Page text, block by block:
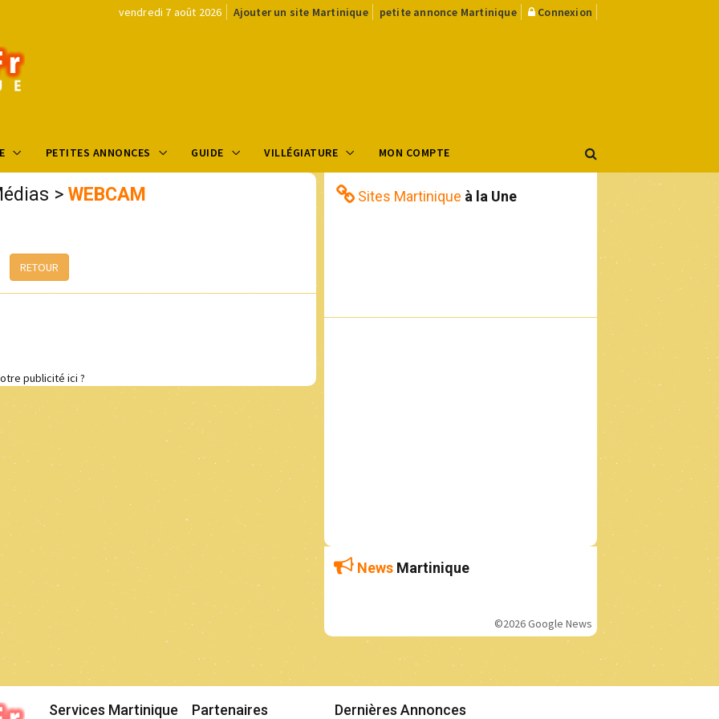
vendredi 7 août 2026 Ajouter un site Martinique petite annonce Martinique Connexion
PETITES ANNONCES GUIDE VILLÉGIATURE MON COMPTE
> WEBCAM
RETOUR
publicité ici ?
Sites Martinique à la Une
News Martinique
©2026 Google News
Services Martinique Partenaires Dernières Annonces